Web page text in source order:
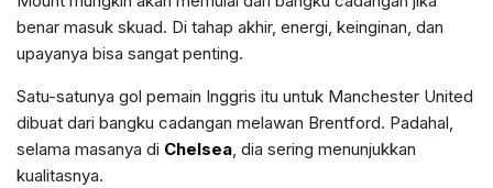
benar masuk skuad. Di tahap akhir, energi, keinginan, dan
upayanya bisa sangat penting.
Satu-satunya gol pemain Inggris itu untuk Manchester United
dibuat dari bangku cadangan melawan Brentford. Padahal,
selama masanya di Chelsea, dia sering menunjukkan
kualitasnya.